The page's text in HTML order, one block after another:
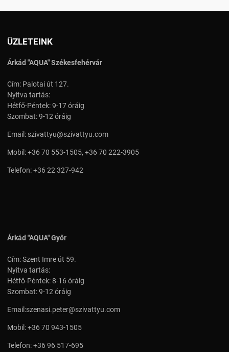
ÜZLETEINK
Árkád "AQUA" Székesfehérvár
Cím: Palotai út 127.
Nyitva tartás:
Hétfő-Péntek: 9-17 óráig
Szombat: 9-12 óráig
Email: szivattyu@szivattyu.com
Mobil:+36 70 553-1505, +36 70 222-3905
Telefon:+36 22 327-942
Árkád "AQUA" Győr
Cím: Szent Imre út 59.
Nyitva tartás:
Hétfő-Péntek: 8-16 óráig
Szombat: 9-12 óráig
Email:szenasi.peter@szivattyu.com
Mobil:+36 70 943-1505
Telefon:+36 96 517-695